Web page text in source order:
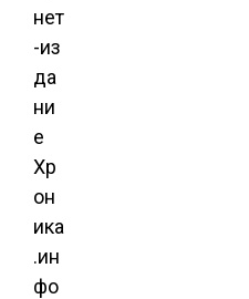
нет
-из
да
ни
е
Хр
он
ика
.ин
фо